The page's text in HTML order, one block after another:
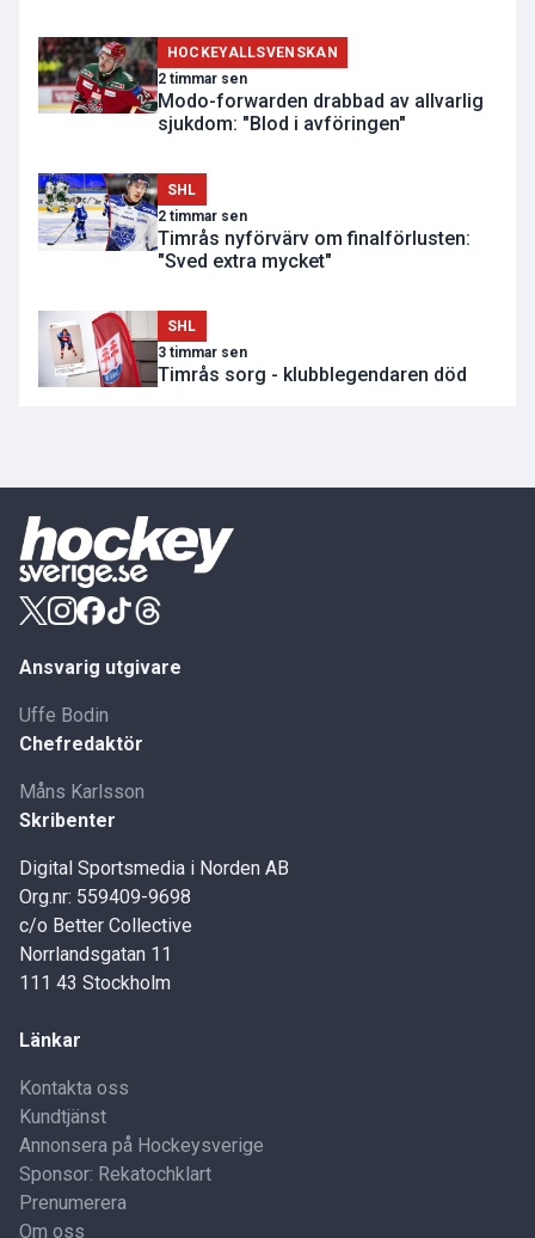
HOCKEYALLSVENSKAN
2 timmar sen
Modo-forwarden drabbad av allvarlig
sjukdom: "Blod i avföringen"
SHL
2 timmar sen
Timrås nyförvärv om finalförlusten:
"Sved extra mycket"
SHL
3 timmar sen
Timrås sorg - klubblegendaren död
Ansvarig utgivare
Uffe Bodin
Chefredaktör
Måns Karlsson
Skribenter
Digital Sportsmedia i Norden AB
Org.nr: 559409-9698
c/o Better Collective
Norrlandsgatan 11
111 43 Stockholm
Länkar
Kontakta oss
Kundtjänst
Annonsera på Hockeysverige
Sponsor: Rekatochklart
Prenumerera
Om oss